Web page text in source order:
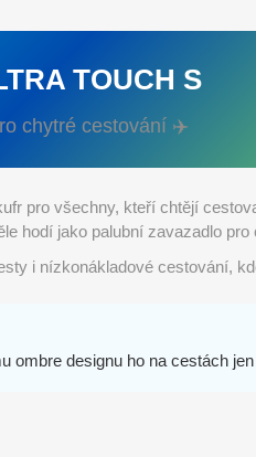
TOUCH S
chytré cestování ✈️
pro všechny, kteří chtějí
hodí jako palubní zavazadlo pro
i nízkonákladové cestování,
ombre designu ho na cestách